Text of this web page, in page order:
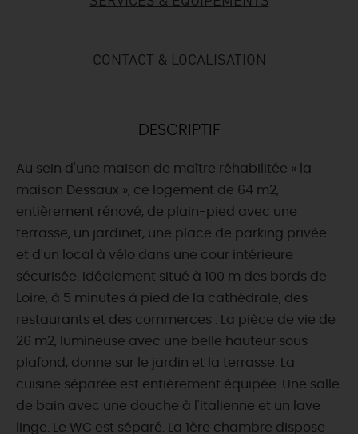
TOUT L'AGENDA
CONTACT & LOCALISATION
DESCRIPTIF
Au sein d'une maison de maître réhabilitée « la
maison Dessaux », ce logement de 64 m2,
entièrement rénové, de plain-pied avec une
terrasse, un jardinet, une place de parking privée
et d'un local à vélo dans une cour intérieure
sécurisée. Idéalement situé à 100 m des bords de
Loire, à 5 minutes à pied de la cathédrale, des
restaurants et des commerces . La pièce de vie de
26 m2, lumineuse avec une belle hauteur sous
plafond, donne sur le jardin et la terrasse. La
cuisine séparée est entièrement équipée. Une salle
de bain avec une douche à l'italienne et un lave
linge. Le WC est séparé. La 1ère chambre dispose